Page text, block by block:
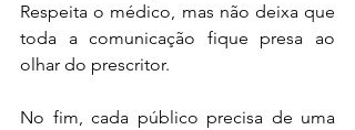
Respeita o médico, mas não deixa que
toda a comunicação fique presa ao
olhar do prescritor.
No fim, cada público precisa de uma